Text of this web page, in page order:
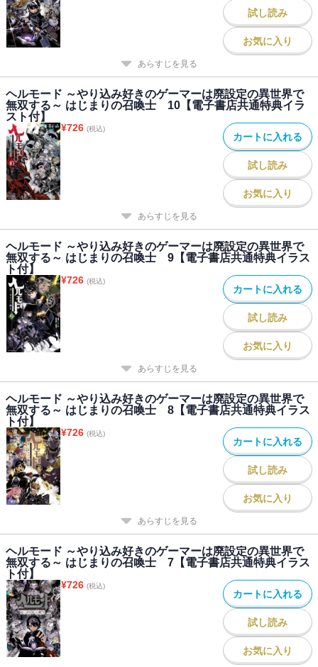
試し読み
お気に入り
あらすじを見る
ヘルモード ～やり込み好きのゲーマーは廃設定の異世界で
無双する～ はじまりの召喚士 10【電子書店共通特典イラ
スト付】
¥726 (税込)
カートに入れる
試し読み
お気に入り
あらすじを見る
ヘルモード ～やり込み好きのゲーマーは廃設定の異世界で
無双する～ はじまりの召喚士 9【電子書店共通特典イラス
ト付】
¥726 (税込)
カートに入れる
試し読み
お気に入り
あらすじを見る
ヘルモード ～やり込み好きのゲーマーは廃設定の異世界で
無双する～ はじまりの召喚士 8【電子書店共通特典イラス
ト付】
¥726 (税込)
カートに入れる
試し読み
お気に入り
あらすじを見る
ヘルモード ～やり込み好きのゲーマーは廃設定の異世界で
無双する～ はじまりの召喚士 7【電子書店共通特典イラス
ト付】
¥726 (税込)
カートに入れる
試し読み
お気に入り